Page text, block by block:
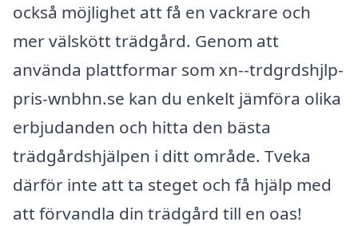
också möjlighet att få en vackrare och
mer välskött trädgård. Genom att
använda plattformar som xn--trdgrdshjlp-
pris-wnbhn.se kan du enkelt jämföra olika
erbjudanden och hitta den bästa
trädgårdshjälpen i ditt område. Tveka
därför inte att ta steget och få hjälp med
att förvandla din trädgård till en oas!